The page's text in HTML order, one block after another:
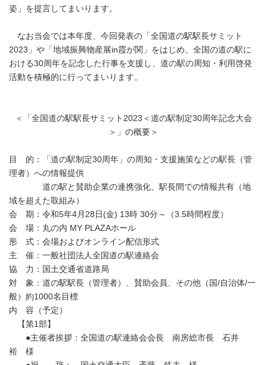
姿」を提言してまいります。
なお当会では本年度、今回発表の「全国道の駅駅長サミット
2023」や「地域振興物産展in霞が関」をはじめ、全国の道の駅に
おける30周年を記念した行事を支援し、道の駅の周知・利用啓発
活動を積極的に行ってまいります。
＜「全国道の駅駅長サミット2023＜道の駅制定30周年記念大会
＞」の概要＞
目 的：「道の駅制定30周年」の周知・支援施策などの駅長（管
理者）への情報提供
道の駅と賛助企業の連携強化、駅長間での情報共有（地
域を超えた取組み）
会 期：令和5年4月28日(金) 13時 30分～（3.5時間程度）
会 場：丸の内 MY PLAZAホール
形 式：会場およびオンライン配信形式
主 催：一般社団法人全国道の駅連絡会
協 力：国土交通省道路局
対 象：道の駅駅長（管理者）、賛助会員、その他（国/自治体/一
般）約1000名目標
内 容（予定）
【第1部】
●主催者挨拶：全国道の駅連絡会会長 南房総市長 石井
裕 様